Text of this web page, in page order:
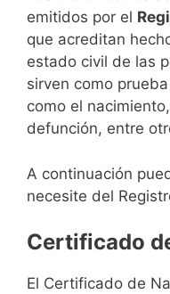
emitidos por el
que acreditan
estado civil de las
sirven como
como el
defunción, entre
A continuación
necesite del
Certificado
El Certificado de